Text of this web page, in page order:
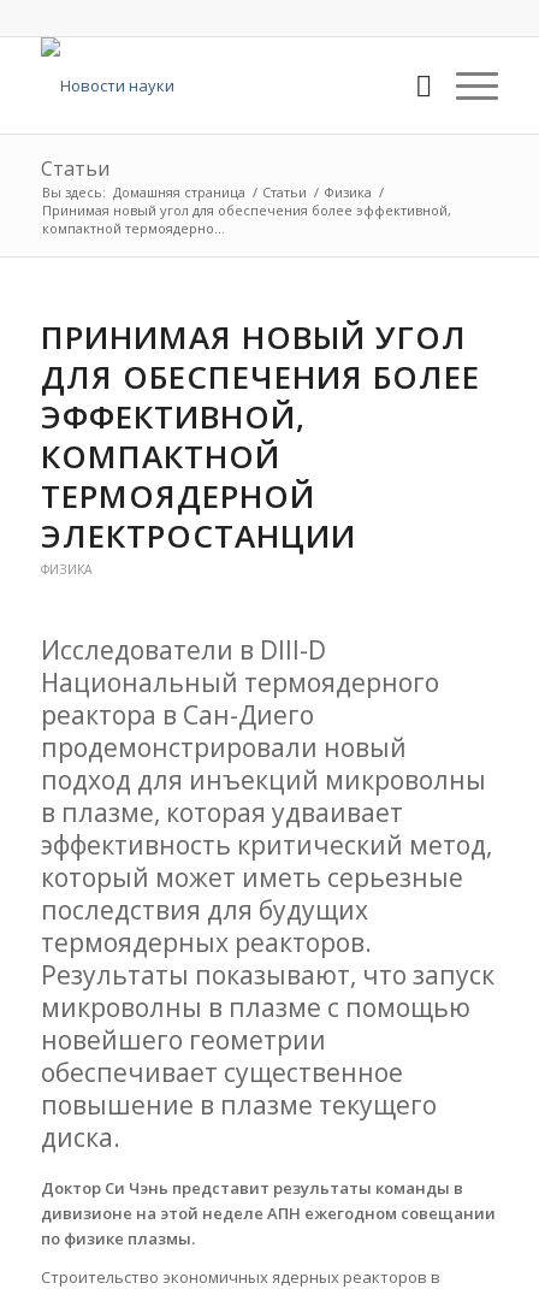
Статьи
Вы здесь: Домашняя страница / Статьи / Физика /
Принимая новый угол для обеспечения более эффективной,
компактной термоядерно...
ПРИНИМАЯ НОВЫЙ УГОЛ
ДЛЯ ОБЕСПЕЧЕНИЯ БОЛЕЕ
ЭФФЕКТИВНОЙ,
КОМПАКТНОЙ
ТЕРМОЯДЕРНОЙ
ЭЛЕКТРОСТАНЦИИ
ФИЗИКА
Исследователи в DIII-D
Национальный термоядерного
реактора в Сан-Диего
продемонстрировали новый
подход для инъекций микроволны
в плазме, которая удваивает
эффективность критический метод,
который может иметь серьезные
последствия для будущих
термоядерных реакторов.
Результаты показывают, что запуск
микроволны в плазме с помощью
новейшего геометрии
обеспечивает существенное
повышение в плазме текущего
диска.
Доктор Си Чэнь представит результаты команды в
дивизионе на этой неделе АПН ежегодном совещании
по физике плазмы.
Строительство экономичных ядерных реакторов в